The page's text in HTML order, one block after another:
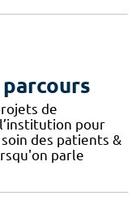
de
pour
des patients &
parle